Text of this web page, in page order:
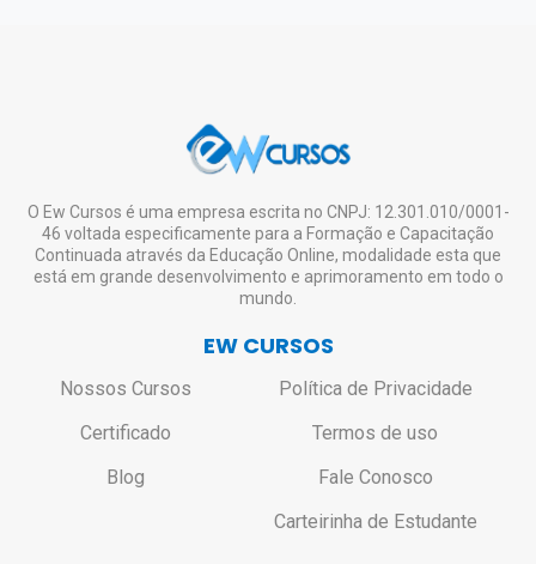
O Ew Cursos é uma empresa escrita no CNPJ: 12.301.010/0001-
46 voltada especificamente para a Formação e Capacitação
Continuada através da Educação Online, modalidade esta que
está em grande desenvolvimento e aprimoramento em todo o
mundo.
EW CURSOS
Nossos Cursos
Certificado
Blog
Política de Privacidade
Termos de uso
Fale Conosco
Carteirinha de Estudante